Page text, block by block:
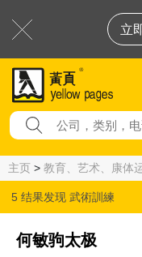
立
主页 > 教育、艺术、康体
5 结果发现 武術訓練
何敏驹太极